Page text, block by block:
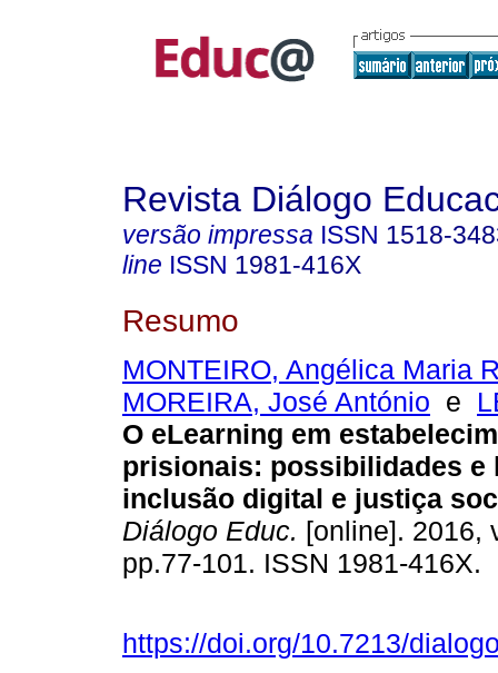
Revista Diálogo
versão impressa ISSN 1518-
line ISSN 1981-416X
Resumo
MONTEIRO, Angélica Maria
MOREIRA, José António e
O eLearning em
prisionais: possibilidades e
inclusão digital e justiça
Diálogo Educ. [online]. 2016,
pp.77-101. ISSN 1981-416X.
https://doi.org/10.7213/